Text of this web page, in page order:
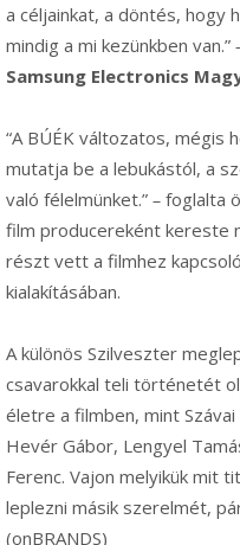
a céljainkat, a döntés, hogy
mindig a mi kezünkben van.”
Samsung Electronics
“A BÚÉK változatos, mégis
mutatja be a lebukástól, a
való félelmünket.” – foglalta
film producereként kereste
részt vett a filmhez
kialakításában.
A különös Szilveszter
csavarokkal teli történetét
életre a filmben, mint
Hevér Gábor, Lengyel
Ferenc. Vajon melyikük mit
leplezni másik szerelmét,
(onBRANDS)